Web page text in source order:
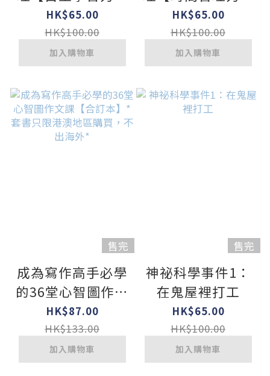
我想學，我會學！
HK$65.00
HK$100.00
加入購物車
不瞎忙，終結拖
延！
HK$65.00
HK$100.00
加入購物車
售完
成為寫作高手必學
的36堂心智圖作文
課【合訂本】*套
書只限港澳地區購
買，不出海外*
HK$87.00
HK$133.00
加入購物車
售完
神祕科學事件1：
在鬼屋裡打工
HK$65.00
HK$100.00
加入購物車